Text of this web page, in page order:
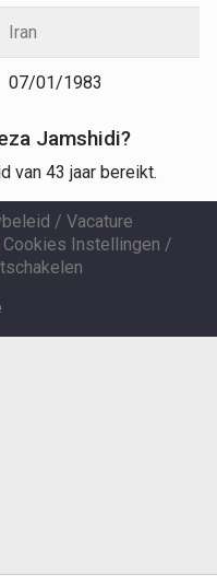
Iran
07/01/1983
Jamshidi?
van 43 jaar bereikt.
/ Vacature
Instellingen /